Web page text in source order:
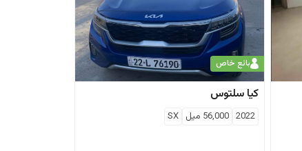
بائع خاص
كيا سلتوس
2022
56,000 ميل SX